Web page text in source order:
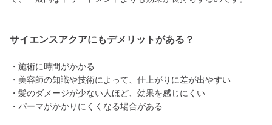
サイエンスアクアにもデメリットがある？
・施術に時間がかかる
・美容師の知識や技術によって、仕上がりに差が出やすい
・髪のダメージが少ない人ほど、効果を感じにくい
・パーマがかかりにくくなる場合がある